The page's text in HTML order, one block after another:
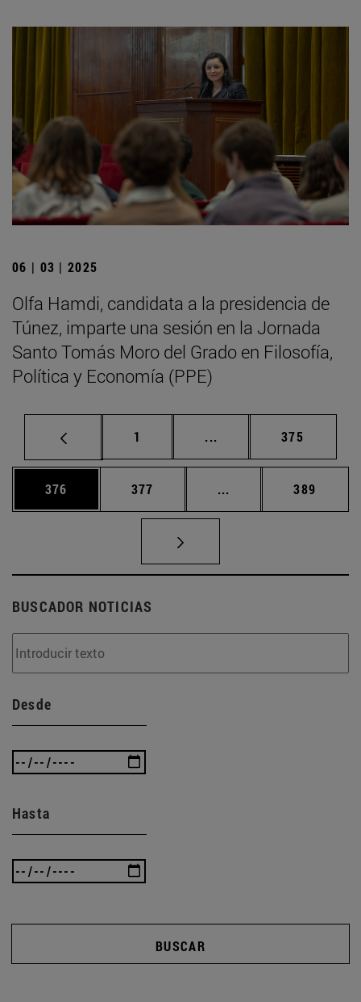
06 | 03 | 2025
Olfa Hamdi, candidata a la presidencia de
Túnez, imparte una sesión en la Jornada
Santo Tomás Moro del Grado en Filosofía,
Política y Economía (PPE)
Página
1 ... Páginas intermedias
Página
375
Página
376 Página
377 ... Páginas intermedias
Página
389
BUSCADOR NOTICIAS
Desde
Hasta
BUSCAR